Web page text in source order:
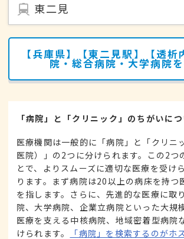
東二見
【兵庫県】【東二見駅】【透析
院・総合病院・大学病院
「病院」と「クリニック」のちがいに
医療機関は一般的に「病院」と「クリニ
医院）」の2つに分けられます。この2つ
とで、よりスムーズに適切な医療を受け
ります。まず病院は20以上の病床を持つ
を指します。さらに、先進的な医療に取
院、大学病院、企業立病院といった大規
医療を支える中核病院、地域密着型病院
けられます。
「病院」を検索するのがホ